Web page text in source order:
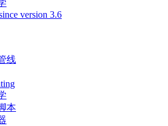
version 3.6
线
本